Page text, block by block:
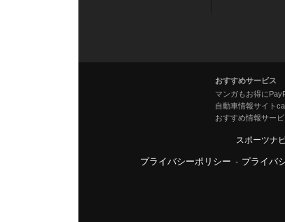
おすすめサービス
マンガもお得に
自動車情報サイト
おすすめ情報サービ
スポーツナ
プライバシーポリシー - プライバ